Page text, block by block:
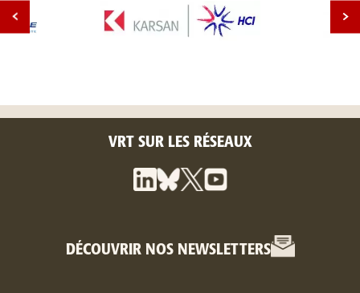
VRT SUR LES RÉSEAUX
DÉCOUVRIR NOS NEWSLETTERS